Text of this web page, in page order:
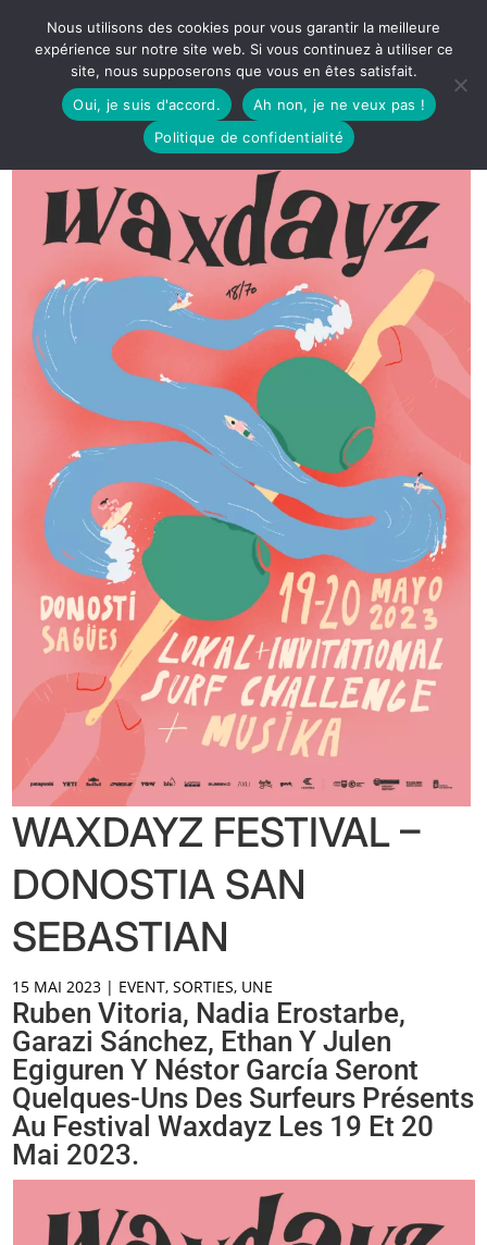
WAXDAYZ FESTIVAL –
DONOSTIA SAN
SEBASTIAN
15 MAI 2023 | EVENT,SORTIES, UNE
Ruben Vitoria, Nadia Erostarbe,
Garazi Sánchez, Ethan Y Julen
Egiguren Y Néstor García Seront
Quelques-Uns Des Surfeurs Présents
Au Festival Waxdayz Les 19 Et 20
Mai 2023.
Nous utilisons des cookies pour vous garantir la meilleure
expérience sur notre site web. Si vous continuez à utiliser ce
site, nous supposerons que vous en êtes satisfait.
Oui, je suis d'accord.
Ah non, je ne veux pas !
Politique de confidentialité